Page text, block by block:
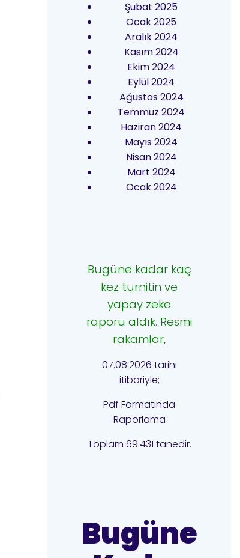
Şubat 2025
Ocak 2025
Aralık 2024
Kasım 2024
Ekim 2024
Eylül 2024
Ağustos 2024
Temmuz 2024
Haziran 2024
Mayıs 2024
Nisan 2024
Mart 2024
Ocak 2024
Bugüne kadar kaç
kez turnitin ve
yapay zeka
raporu aldık. Resmi
rakamlar,
07.08.2026 tarihi
itibariyle;
Pdf Formatında
Raporlama
Toplam 69.431 tanedir.
Bugüne